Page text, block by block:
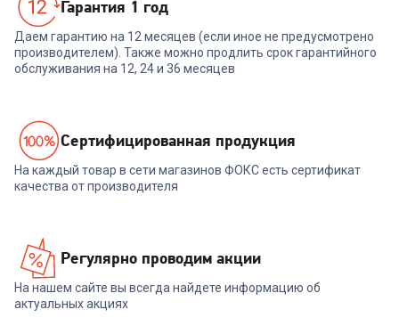
Гарантия 1 год
Даем гарантию на 12 месяцев (если иное не предусмотрено
производителем). Также можно продлить срок гарантийного
обслуживания на 12, 24 и 36 месяцев
Cертифицированная продукция
На каждый товар в сети магазинов ФОКС есть сертификат
качества от производителя
Регулярно проводим акции
На нашем сайте вы всегда найдете информацию об
актуальных акциях